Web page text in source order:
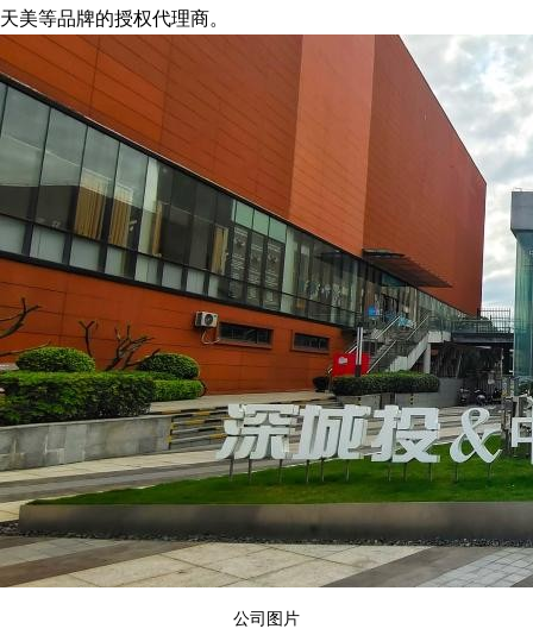
天美等品牌的授权代理商。
公司图片